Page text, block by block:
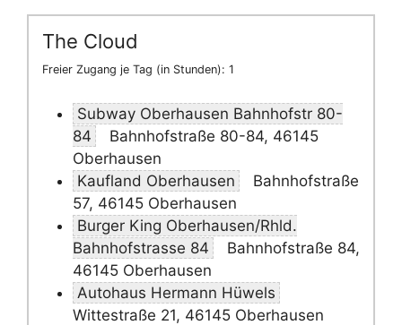
The Cloud
Freier Zugang je Tag (in Stunden): 1
Subway Oberhausen Bahnhofstr 80-
84
Bahnhofstraße 80-84, 46145
Oberhausen
Kaufland Oberhausen
Bahnhofstraße
57, 46145 Oberhausen
Burger King Oberhausen/Rhld.
Bahnhofstrasse 84
Bahnhofstraße 84,
46145 Oberhausen
Autohaus Hermann Hüwels
Wittestraße 21, 46145 Oberhausen